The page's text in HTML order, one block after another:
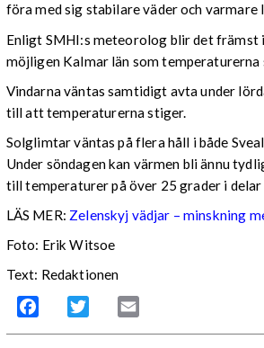
föra med sig stabilare väder och varmare
Enligt SMHI:s meteorolog blir det främst
möjligen Kalmar län som temperaturerna
Vindarna väntas samtidigt avta under
till att temperaturerna stiger.
Solglimtar väntas på flera håll i både
Under söndagen kan värmen bli ännu
till temperaturer på över 25 grader i delar
LÄS MER: Zelenskyj vädjar – minskning
Foto: Erik Witsoe
Text: Redaktionen
Facebook Twitter